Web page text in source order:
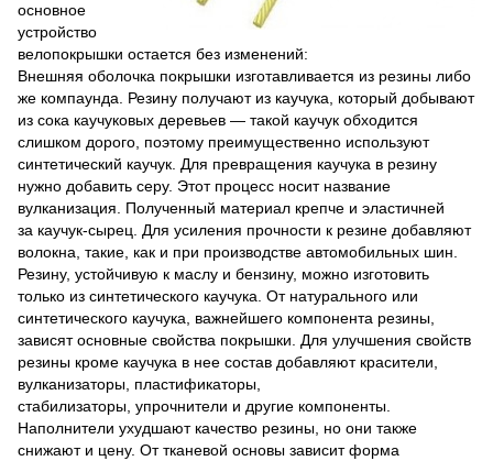
основное
устройство
велопокрышки остается без изменений:
Внешняя оболочка покрышки изготавливается из резины либо
же компаунда. Резину получают из каучука, который добывают
из сока каучуковых деревьев — такой каучук обходится
слишком дорого, поэтому преимущественно используют
синтетический каучук. Для превращения каучука в резину
нужно добавить серу. Этот процесс носит название
вулканизация. Полученный материал крепче и эластичней
за каучук-сырец. Для усиления прочности к резине добавляют
волокна, такие, как и при производстве автомобильных шин.
Резину, устойчивую к маслу и бензину, можно изготовить
только из синтетического каучука. От натурального или
синтетического каучука, важнейшего компонента резины,
зависят основные свойства покрышки. Для улучшения свойств
резины кроме каучука в нее состав добавляют красители,
вулканизаторы, пластификаторы,
стабилизаторы, упрочнители и другие компоненты.
Наполнители ухудшают качество резины, но они также
снижают и цену. От тканевой основы зависит форма